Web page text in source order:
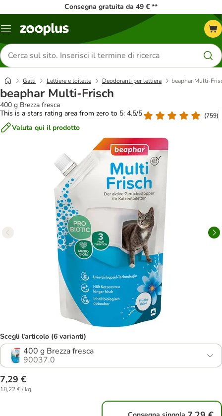
Consegna gratuita da 49 € **
Overview
Cerca
prodotti
Gatti Lettiere e toilette Deodoranti per lettiera beaphar Multi-
beaphar Multi-Frisch
400 g Brezza fresca
This is a stars rating area from zero to 5: 4.5/5
(759)
Valuta qui il prodotto
Scegli l'articolo (6 varianti)
400 g Brezza fresca
90037.0
7,29 €
18,22 € / kg